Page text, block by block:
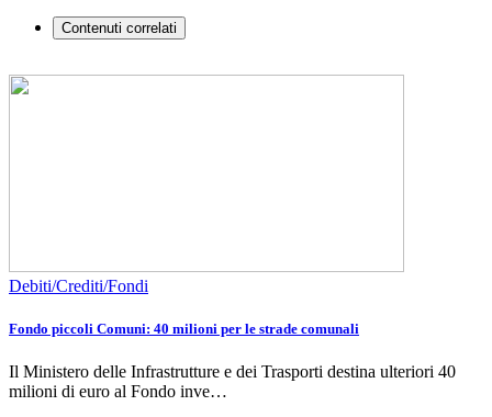
Contenuti correlati
Debiti/Crediti/Fondi
Fondo piccoli Comuni: 40 milioni per le strade comunali
Il Ministero delle Infrastrutture e dei Trasporti destina ulteriori 40
milioni di euro al Fondo inve…